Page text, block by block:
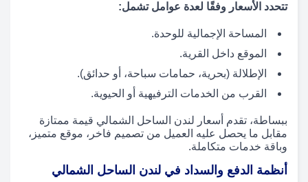
تتحدد الأسعار وفقًا لعدة عوامل تشمل:
المساحة الإجمالية للوحدة.
الموقع داخل القرية.
الإطلالة (بحرية، حمامات سباحة، أو حدائق).
القرب من الخدمات الترفيهية أو الحيوية.
ببساطة، تقدم أسعار لندن الساحل الشمالي قيمة ممتازة
مقابل ما يحصل عليه العميل من تصميم فاخر، موقع متميز،
وباقة خدمات متكاملة.
أنظمة الدفع والسداد في لندن الساحل الشمالي